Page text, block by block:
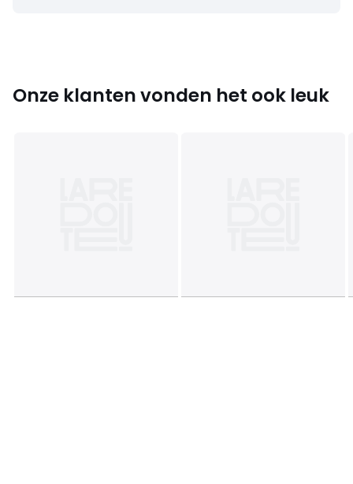
Kwaliteit
• 5 jaar commerciële garantie van La Redoute : op
Onze klanten vonden het ook leuk